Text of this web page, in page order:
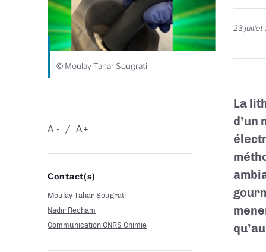
© Moulay Tahar Sougrati
-
A +
A
Contact(s)
Moulay Tahar Sougrati
Nadir Recham
Communication CNRS Chimie
23 juillet
La
d’un